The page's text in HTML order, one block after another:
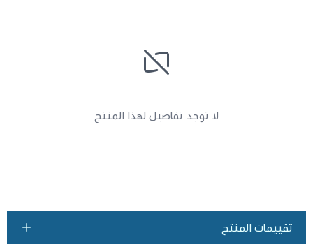
لا توجد تفاصيل لهذا المنتج
تقييمات المنتج